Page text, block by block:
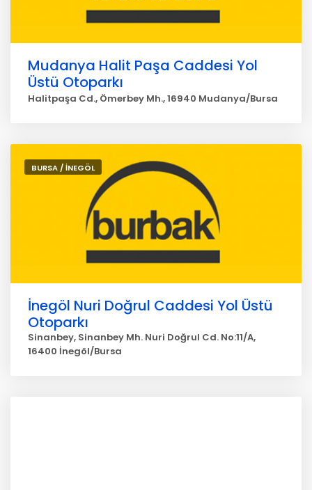
Mudanya Halit Paşa Caddesi Yol
Üstü Otoparkı
Halitpaşa Cd., Ömerbey Mh., 16940 Mudanya/Bursa
BURSA / İNEGÖL
İnegöl Nuri Doğrul Caddesi Yol Üstü
Otoparkı
Sinanbey, Sinanbey Mh. Nuri Doğrul Cd. No:11/A,
16400 İnegöl/Bursa